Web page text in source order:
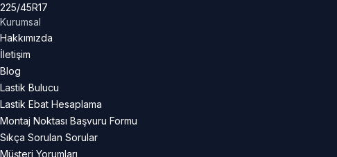
225/45R17
Kurumsal
Hakkımızda
İletişim
Blog
Lastik Bulucu
Lastik Ebat Hesaplama
Montaj Noktası Başvuru Formu
Sıkça Sorulan Sorular
Müşteri Yorumları